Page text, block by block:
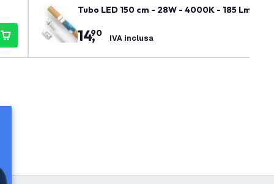
Tubo LED 150 cm - 28W - 4000K - 185 Lm/
14,
90 IVA inclusa